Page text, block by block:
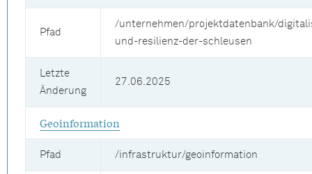
Pfad
/unternehmen/projektdatenbank/
und-resilienz-der-schleusen
Letzte
Änderung
27.06.2025
Geoinformation
Pfad /infrastruktur/geoinformation